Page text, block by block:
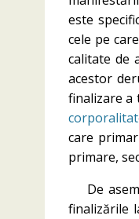
este
cele pe
calitate de
acestor
finalizare a
care
primare,
De
finalizările